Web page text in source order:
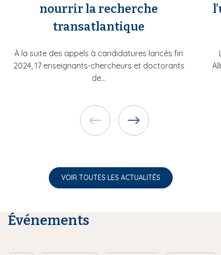
nourrir la recherche
transatlantique
À la suite des appels à candidatures lancés fin
2024, 17 enseignants-chercheurs et doctorants
de...
VOIR TOUTES LES ACTUALITÉS
Événements